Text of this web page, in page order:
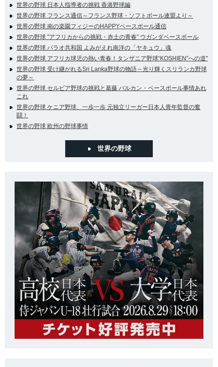
世界の野球 日本人指導者の挑戦 香港野球編
世界の野球 フランス通信～フランス野球・ソフトボール連盟より～
世界の野球 南の楽園フィジーのHAPPYベースボール通信
世界の野球 "アフリカからの挑戦・赤土の青春" ウガンダベースボール
世界の野球 パラオ共和国 よみがえれ南洋の「ヤキュウ」魂
世界の野球 アフリカ球児の熱い青春！タンザニア野球“KOSHIEN”への道"
世界の野球 受け継がれるSri Lanka野球の物語～光り輝くスリランカ野球
の夢～
世界の野球 セルビア野球の挑戦と葛藤 バルカン・ベースボール事情あれ
これ
世界の野球 ケニア野球、一歩一歩 元独立リーガー日本人青年監督の奮
闘！
世界の野球 欧州の野球事情
世界の野球